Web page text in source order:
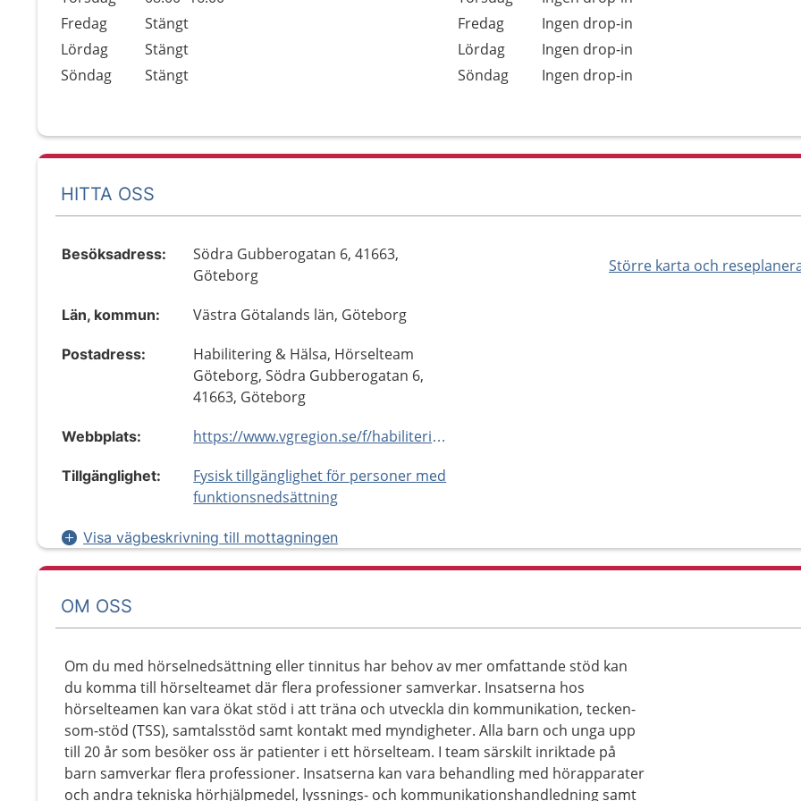
Fredag
Stängt
Lördag
Stängt
Söndag
Stängt
Fredag
Ingen drop-in
Lördag
Ingen drop-in
Söndag
Ingen drop-in
HITTA OSS
Större karta och
Besöksadress:
Södra Gubberogatan 6, 41663,
Göteborg
Län, kommun: Västra Götalands län, Göteborg
Postadress:
Habilitering & Hälsa, Hörselteam
Göteborg, Södra Gubberogatan 6,
41663, Göteborg
Webbplats: https://www.vgregion.se/f/habilitering-och-halsa/mottagningar/horsel/horselteam-goteborg/
Tillgänglighet:
Fysisk tillgänglighet för personer med
funktionsnedsättning
Visa vägbeskrivning till mottagningen
OM OSS
Om du med hörselnedsättning eller tinnitus har behov av mer omfattande stöd kan
du komma till hörselteamet där flera professioner samverkar. Insatserna hos
hörselteamen kan vara ökat stöd i att träna och utveckla din kommunikation, tecken-
som-stöd (TSS), samtalsstöd samt kontakt med myndigheter. Alla barn och unga upp
till 20 år som besöker oss är patienter i ett hörselteam. I team särskilt inriktade på
barn samverkar flera professioner. Insatserna kan vara behandling med hörapparater
och andra tekniska hörhjälpmedel, lyssnings- och kommunikationshandledning samt